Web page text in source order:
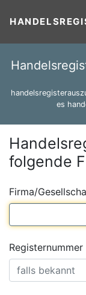
es
folgende
Firma/
Registernummer